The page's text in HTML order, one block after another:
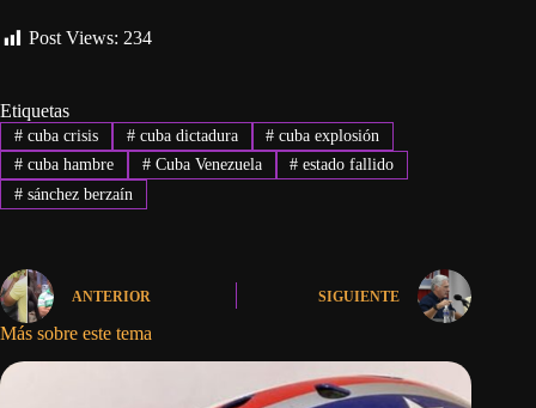
Post Views: 234
Etiquetas
#cuba crisis #cuba dictadura # cuba explosión
#cuba hambre #Cuba Venezuela # estado fallido
#sánchez berzaín
ANTERIOR SIGUIENTE
Más sobre este tema